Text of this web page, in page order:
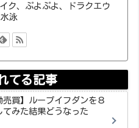
ク、ぷよぷよ、ドラクエウ
泳
てる記事
売買】ループイフダンを８
てみた結果どうなった